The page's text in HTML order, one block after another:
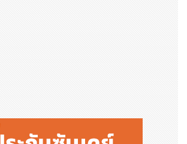
มือ (MOU) กับอีกสองมหาวิทยาลัยชั้นนำ
กร คือ
– มหาวิทยาลัยที่ติดอันดับ To
Top 10 ของสหราชอาณาจักร ในสาขาบ
ารจัดอันดับโดย QS World University
ซึ่งอยู่ในอันดับเดียวกับ Kings College